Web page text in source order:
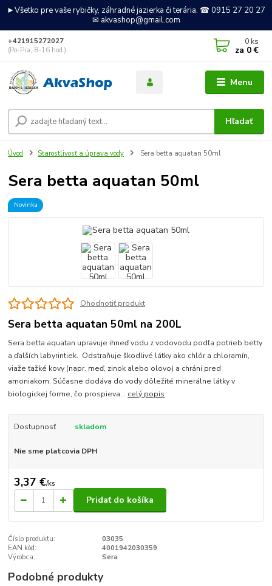
►Všetko pre vaše rybičky, záhradné jazierka či terária. ☎ 0915 27 20 27
✉ akvashop@gmail.com
Menu
Hľadať
+421915272027
(Po-Pia, 8-16 hod.)
0 ks
za 0 €
Úvod Starostlivosť a úprava vody Sera betta aquatan 50ml
Sera betta aquatan 50ml
Novinka
Ohodnotiť produkt
Sera betta aquatan 50ml na 200L
Sera betta aquatan upravuje ihneď vodu z vodovodu podľa potrieb betty
a ďalších labyrintiek. Odstraňuje škodlivé látky ako chlór a chloramín,
viaže ťažké kovy (napr. meď, zinok alebo olovo) a chráni pred
amoniakom. Súčasne dodáva do vody dôležité minerálne látky v
biologickej forme, čo prospieva... celý popis
Dostupnosť skladom
Nie sme platcovia DPH
3,37 €/ks
Pridať do košíka
Číslo produktu:
03035
EAN kód:
4001942030359
Výrobca:
Sera
Podobné produkty